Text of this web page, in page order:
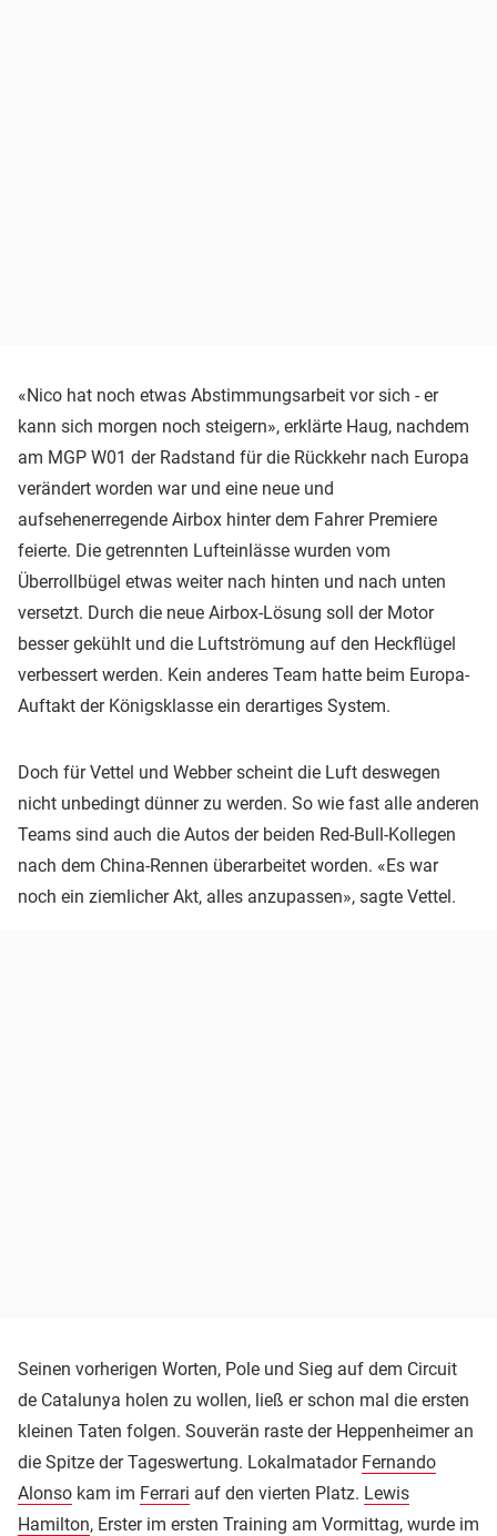
«Nico hat noch etwas Abstimmungsarbeit vor sich - er
kann sich morgen noch steigern», erklärte Haug, nachdem
am MGP W01 der Radstand für die Rückkehr nach Europa
verändert worden war und eine neue und
aufsehenerregende Airbox hinter dem Fahrer Premiere
feierte. Die getrennten Lufteinlässe wurden vom
Überrollbügel etwas weiter nach hinten und nach unten
versetzt. Durch die neue Airbox-Lösung soll der Motor
besser gekühlt und die Luftströmung auf den Heckflügel
verbessert werden. Kein anderes Team hatte beim Europa-
Auftakt der Königsklasse ein derartiges System.
Doch für Vettel und Webber scheint die Luft deswegen
nicht unbedingt dünner zu werden. So wie fast alle anderen
Teams sind auch die Autos der beiden Red-Bull-Kollegen
nach dem China-Rennen überarbeitet worden. «Es war
noch ein ziemlicher Akt, alles anzupassen», sagte Vettel.
Seinen vorherigen Worten, Pole und Sieg auf dem Circuit
de Catalunya holen zu wollen, ließ er schon mal die ersten
kleinen Taten folgen. Souverän raste der Heppenheimer an
die Spitze der Tageswertung. Lokalmatador Fernando
Alonso kam im Ferrari auf den vierten Platz. Lewis
Hamilton, Erster im ersten Training am Vormittag, wurde im